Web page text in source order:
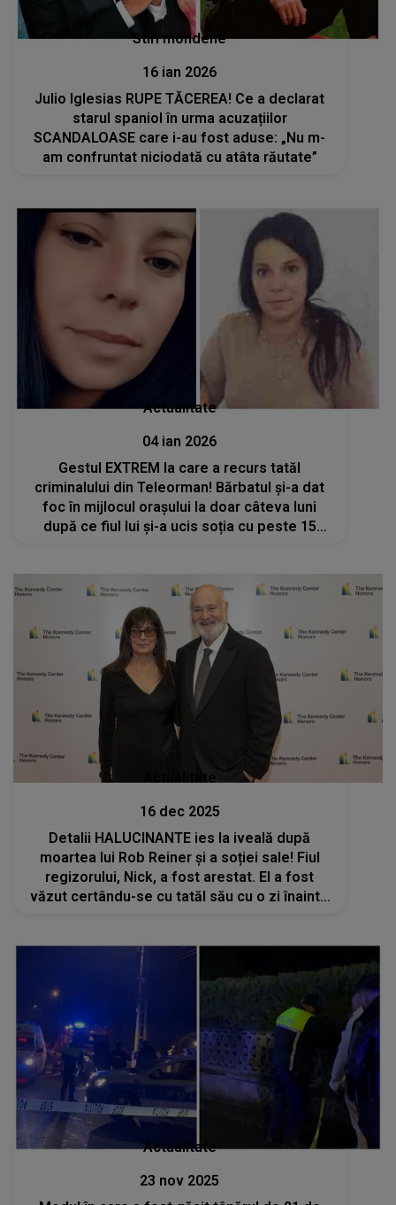
Stiri mondene
16 ian 2026
Julio Iglesias RUPE TĂCEREA! Ce a declarat
starul spaniol în urma acuzațiilor
SCANDALOASE care i-au fost aduse: „Nu m-
am confruntat niciodată cu atâta răutate”
Actualitate
04 ian 2026
Gestul EXTREM la care a recurs tatăl
criminalului din Teleorman! Bărbatul și-a dat
foc în mijlocul orașului la doar câteva luni
după ce fiul lui și-a ucis soția cu peste 15
Actualitate
16 dec 2025
Detalii HALUCINANTE ies la iveală după
moartea lui Rob Reiner și a soției sale! Fiul
regizorului, Nick, a fost arestat. El a fost
văzut certându-se cu tatăl său cu o zi înainte
Actualitate
23 nov 2025